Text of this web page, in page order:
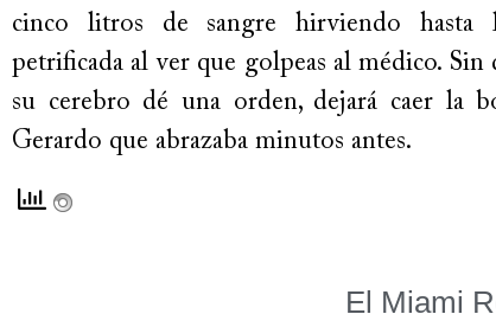
cinco litros de sangre hirviendo hasta
petrificada al ver que golpeas al médico.
su cerebro dé una orden, dejará caer la
Gerardo que abrazaba minutos antes.
El Miami